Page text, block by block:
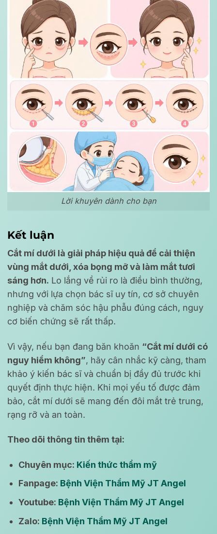
Lời khuyên dành cho bạn
Kết luận
Cắt mí dưới là giải pháp hiệu quả để cải thiện
vùng mắt dưới, xóa bọng mỡ và làm mắt tươi
sáng hơn. Lo lắng về rủi ro là điều bình thường,
nhưng với lựa chọn bác sĩ uy tín, cơ sở chuyên
nghiệp và chăm sóc hậu phẫu đúng cách, nguy
cơ biến chứng sẽ rất thấp.
Vì vậy, nếu bạn đang băn khoăn “Cắt mí dưới có
nguy hiểm không”, hãy cân nhắc kỹ càng, tham
khảo ý kiến bác sĩ và chuẩn bị đầy đủ trước khi
quyết định thực hiện. Khi mọi yếu tố được đảm
bảo, cắt mí dưới sẽ mang đến đôi mắt trẻ trung,
rạng rỡ và an toàn.
Theo dõi thông tin thêm tại:
Chuyên mục: Kiến thức thẩm mỹ
Fanpage: Bệnh Viện Thẩm Mỹ JT Angel
Youtube: Bệnh Viện Thẩm Mỹ JT Angel
Zalo: Bệnh Viện Thẩm Mỹ JT Angel